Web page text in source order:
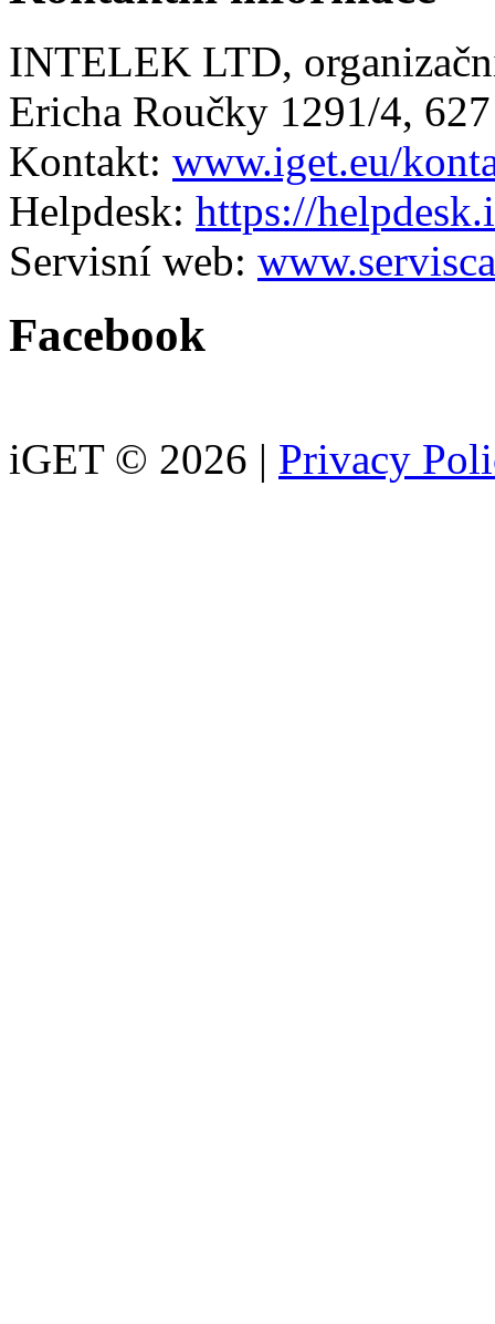
INTELEK LTD,
Ericha Roučky 1291/4,
Kontakt: www.iget.eu/
Helpdesk: https://
Servisní web:
Facebook
iGET © 2026 | Privacy